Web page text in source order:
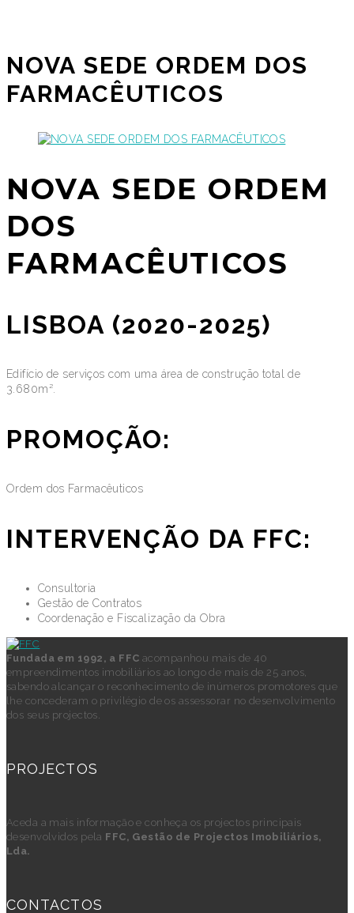
NOVA SEDE ORDEM DOS
FARMACÊUTICOS
NOVA SEDE ORDEM
DOS
FARMACÊUTICOS
LISBOA (2020-2025)
Edifício de serviços com uma área de construção total de
3.680m².
PROMOÇÃO:
Ordem dos Farmacêuticos
INTERVENÇÃO DA FFC:
Consultoria
Gestão de Contratos
Coordenação e Fiscalização da Obra
Fundada em 1992, a FFC acompanhou mais de 40
empreendimentos imobiliários ao longo de mais de 25 anos,
sabendo alcançar o reconhecimento de inúmeros promotores que
lhe concederam o privilégio de os assessorar no desenvolvimento
dos seus projectos.
PROJECTOS
Aceda a mais informação e conheça os projectos principais
desenvolvidos pela FFC, Gestão de Projectos Imobiliários,
Lda.
CONTACTOS